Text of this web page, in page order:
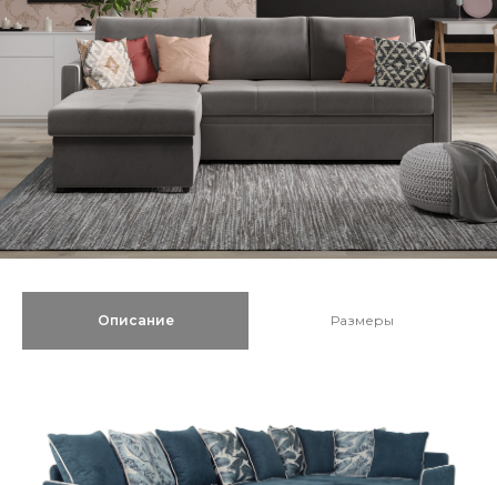
Описание Размеры